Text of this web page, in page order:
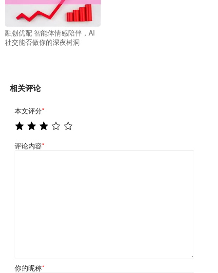
融创优配 智能体情感陪伴，AI
社交能否做你的深夜树洞
相关评论
本文评分*
评论内容*
你的昵称*